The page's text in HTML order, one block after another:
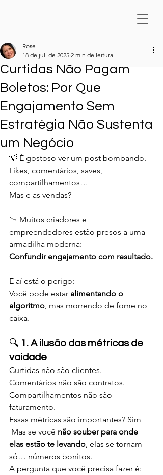
Curtidas Não Pagam
Boletos: Por Que
Engajamento Sem
Estratégia Não Sustenta
um Negócio
Rose
18 de jul. de 2025 2 min de leitura
💡 É gostoso ver um post bombando.
Likes, comentários, saves,
compartilhamentos…
Mas e as vendas?
📉 Muitos criadores e
empreendedores estão presos a uma
armadilha moderna:
Confundir engajamento com resultado.
E aí está o perigo:
Você pode estar alimentando o
algoritmo, mas morrendo de fome no
caixa.
🔍 1. A ilusão das métricas de
vaidade
Curtidas não são clientes.
Comentários não são contratos.
Compartilhamentos não são
faturamento.
Essas métricas são importantes? Sim
Mas se você não souber para onde
elas estão te levando, elas se tornam
só… números bonitos.
A pergunta que você precisa fazer é: